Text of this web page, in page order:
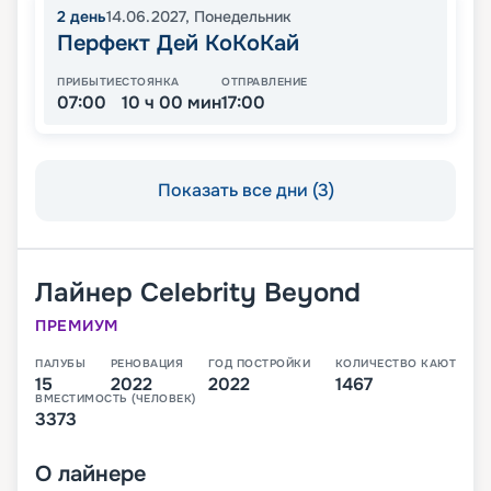
2 день14.06.2027, Понедельник
Перфект Дей КоКоКай
ПРИБЫТИЕ
07:00
СТОЯНКА
10 ч 00 мин
ОТПРАВЛЕНИЕ
17:00
Показать все дни (3)
Лайнер Celebrity Beyond
ПРЕМИУМ
ПАЛУБЫ
15
РЕНОВАЦИЯ
2022
ГОД ПОСТРОЙКИ
2022
КОЛИЧЕСТВО КАЮТ
1467
ВМЕСТИМОСТЬ (ЧЕЛОВЕК)
3373
О лайнере